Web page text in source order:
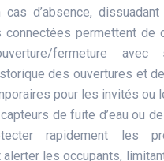
d’absence,
connectées permettent de
fermeture avec
des ouvertures et
pour les invités ou
de fuite d’eau ou
rapidement les
alerter les occupants,